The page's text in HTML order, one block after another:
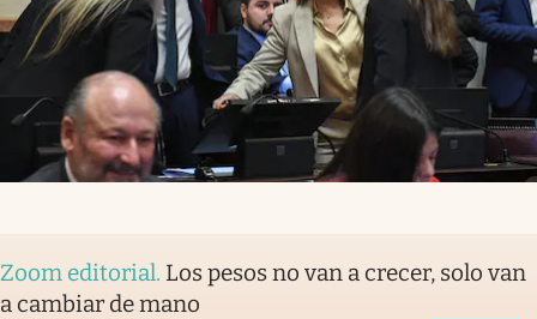
Zoom editorial. Los pesos no van a crecer, solo van
a cambiar de mano